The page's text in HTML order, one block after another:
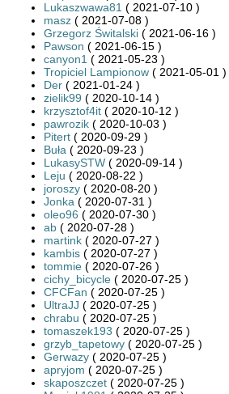
Lukaszwawa81 ( 2021-07-10 )
masz( 2021-07-08 )
Grzegorz Świtalski( 2021-06-16 )
Pawson ( 2021-06-15 )
canyon1 ( 2021-05-23 )
Tropiciel Lampionow( 2021-05-01 )
Der( 2021-01-24 )
zielik99 ( 2020-10-14 )
krzysztof4it( 2020-10-12 )
pawrozik( 2020-10-03 )
Pitert( 2020-09-29 )
Buła ( 2020-09-23 )
LukasySTW( 2020-09-14 )
Leju ( 2020-08-22 )
joroszy( 2020-08-20 )
Jonka ( 2020-07-31 )
oleo96 ( 2020-07-30 )
ab( 2020-07-28 )
martink( 2020-07-27 )
kambis( 2020-07-27 )
tommie( 2020-07-26 )
cichy_bicycle( 2020-07-25 )
CFCFan ( 2020-07-25 )
UltraJJ ( 2020-07-25 )
chrabu ( 2020-07-25 )
tomaszek193 ( 2020-07-25 )
grzyb_tapetowy( 2020-07-25 )
Gerwazy( 2020-07-25 )
apryjom ( 2020-07-25 )
skaposzczet( 2020-07-25 )